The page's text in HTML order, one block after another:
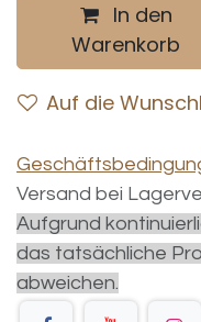
In den
Warenkorb
Auf die
Versand bei
Aufgrund
das tatsächliche
abweichen.